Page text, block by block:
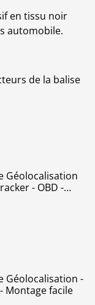
en tissu noir
automobile.
de la balise
Géolocalisation
- OBD -
Géolocalisation -
Tracker - Montage facile